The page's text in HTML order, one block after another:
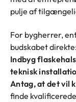
pulje af
For bygherrer,
budskabet direkte:
Indbyg
teknisk
Antag, at det vil
finde